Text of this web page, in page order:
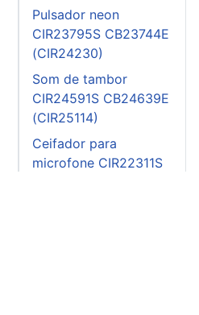
Pulsador neon
CIR23795S CB23744E
(CIR24230)
Som de tambor
CIR24591S CB24639E
(CIR25114)
Ceifador para
microfone CIR22311S